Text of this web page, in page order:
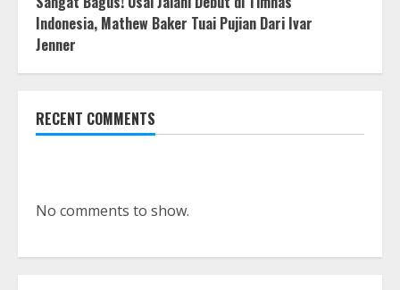
Indonesia, Mathew Baker Tuai Pujian Dari Ivar
Jenner
RECENT COMMENTS
No comments to show.